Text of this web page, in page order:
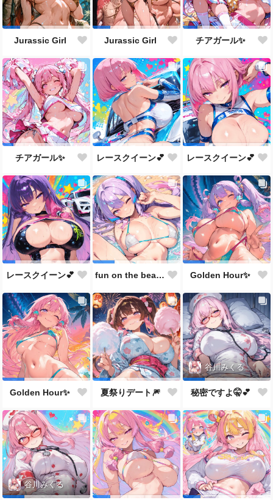
Jurassic Girl Jurassic Girl チアガール✨
チアガール✨ レースクイーン💕 レースクイーン💕
レースクイーン💕 fun on the beach🫣💕 Golden Hour✨
Golden Hour✨ 夏祭りデート🎆
谷川みくる
秘密ですよ🤫💕
谷川みくる